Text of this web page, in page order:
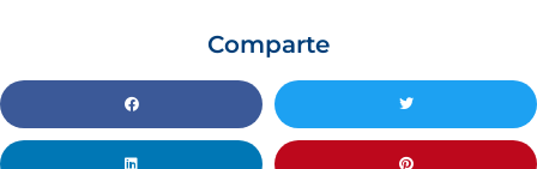
Comparte